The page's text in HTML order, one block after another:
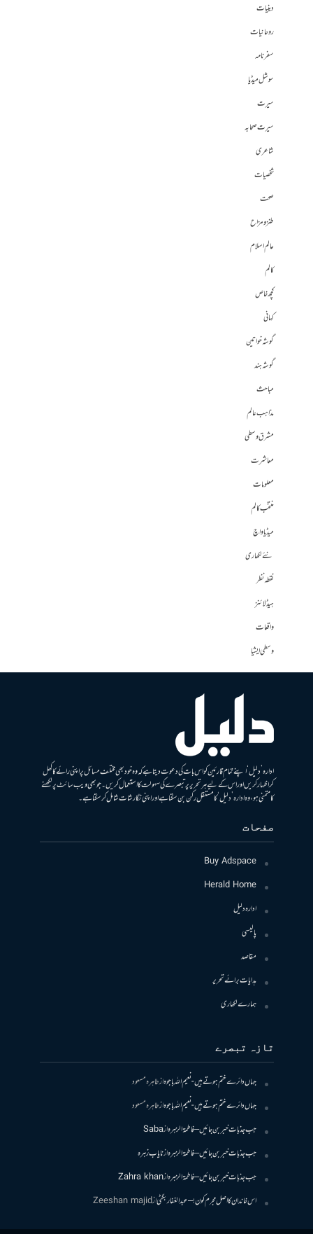
دینیات
روحانیات
سفرنامہ
سوشل میڈیا
سیرت
سیرت صحابہ
شاعری
شخصیات
صحت
طنز و مزاح
عالم اسلام
کالم
کچھ خاص
کہانی
گوشہ خواتین
گوشہ ہند
مباحث
مذاہب عالم
مشرق وسطی
معاشرت
معلومات
منتخب کالم
میڈیا واچ
نئے لکھاری
نقطہ نظر
ہیڈلائنز
واقعات
وسطی ایشیا
ادارہ ’دلیل‘ اپنے تمام قارئین کو اس بات کی دعوت دیتا ہے کہ وہ خود بھی مختلف مسائل پر اپنی رائے کا کھل
کر اظہار کریں اور اس کے لیے ہر تحریر پر تبصرے کی سہولت کا استعمال کریں۔ جو بھی ویب سائٹ پر لکھنے
کا متمنی ہو، وہ ادارہ ’دلیل‘ کا مستقل رکن بن سکتا ہے اور اپنی نگارشات شامل کرسکتا ہے۔
صفحات
Buy Adspace
Herald Home
ادارہ دلیل
پالیسی
مقاصد
ہدایات برائے تحریر
ہمارے لکھاری
تازہ تبصرے
جہاں دائرے ختم ہوتے ہیں- نعیم اللہ باجوہازطاہرہ مسعود
جہاں دائرے ختم ہوتے ہیں- نعیم اللہ باجوہازطاہرہ مسعود
جب جذبات خبر بن جائیں – فاطمۃالزہرہازSaba
جب جذبات خبر بن جائیں – فاطمۃالزہرہازنایاب زہرہ
جب جذبات خبر بن جائیں – فاطمۃالزہرہازZahra khan
اس خاندان کا اصل مجرم کون! – عبدالغفار بگٹیازZeeshan majid